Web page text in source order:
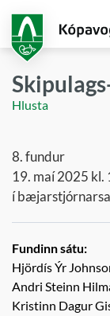
aðalefni
Hlusta
8. fundur
19. maí 2025
í
Fundinn sátu:
Hjördís Ýr
Andri Steinn
Kristinn Dagur